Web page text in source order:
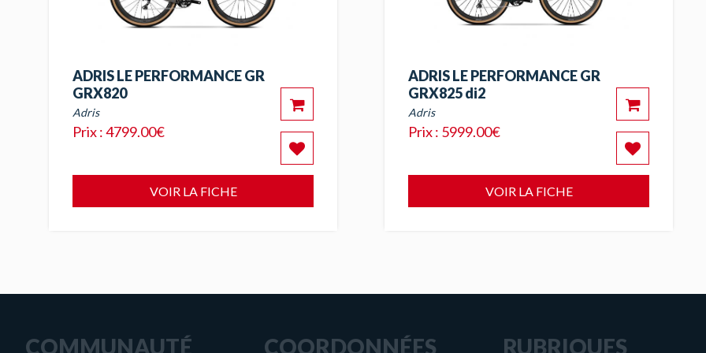
ADRIS LE PERFORMANCE GR
GRX820
Adris
Prix : 4799.00€
VOIR LA FICHE
ADRIS LE PERFORMANCE GR
GRX825 di2
Adris
Prix : 5999.00€
VOIR LA FICHE
COMMUNAUTÉ COORDONNÉES RUBRIQUES